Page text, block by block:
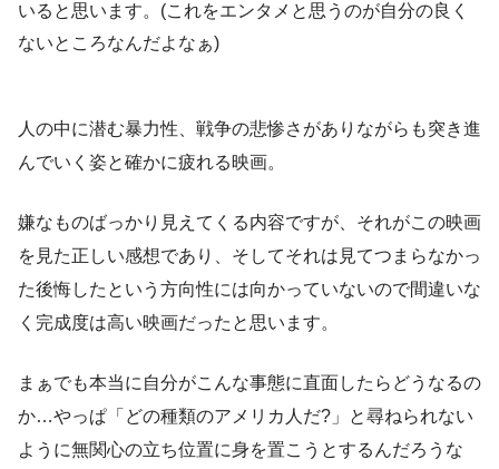
いると思います。(これをエンタメと思うのが自分の良く
ないところなんだよなぁ)
人の中に潜む暴力性、戦争の悲惨さがありながらも突き進
んでいく姿と確かに疲れる映画。
嫌なものばっかり見えてくる内容ですが、それがこの映画
を見た正しい感想であり、そしてそれは見てつまらなかっ
た後悔したという方向性には向かっていないので間違いな
く完成度は高い映画だったと思います。
まぁでも本当に自分がこんな事態に直面したらどうなるの
か…やっぱ「どの種類のアメリカ人だ?」と尋ねられない
ように無関心の立ち位置に身を置こうとするんだろうな